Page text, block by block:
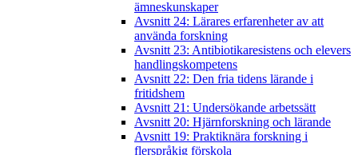
ämneskunskaper
Avsnitt 24: Lärares erfarenheter av att
använda forskning
Avsnitt 23: Antibiotikaresistens och elevers
handlingskompetens
Avsnitt 22: Den fria tidens lärande i
fritidshem
Avsnitt 21: Undersökande arbetssätt
Avsnitt 20: Hjärnforskning och lärande
Avsnitt 19: Praktiknära forskning i
flerspråkig förskola